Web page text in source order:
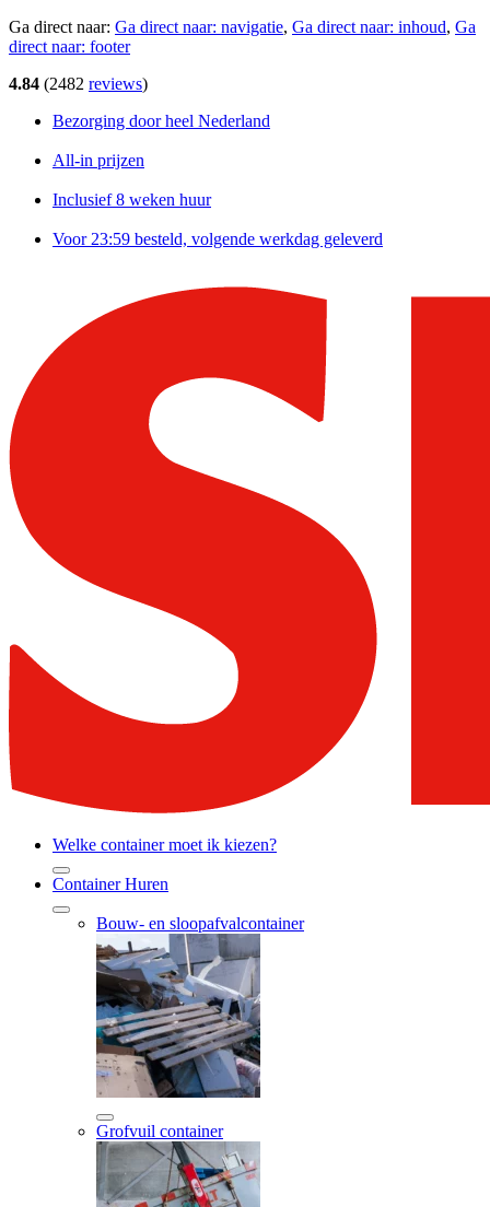
Ga direct naar: Ga direct naar: navigatie, Ga direct naar: inhoud, Ga
direct naar: footer
4.84 (2482 reviews)
Bezorging door heel Nederland
All-in prijzen
Inclusief 8 weken huur
Voor 23:59 besteld, volgende werkdag geleverd
Welke container moet ik kiezen?
Container Huren
Bouw- en sloopafvalcontainer
Grofvuil container